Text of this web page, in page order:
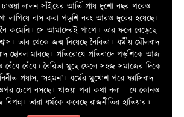
লালন সাঁইয়ের আর্তি প্রায় দুশো বছর পরেও
লাগিয়ে বাস করা পড়শি বরং আরও দুরের হয়েছে।
বৈ কমেনি। সে আমাদেরই পাপে। তার ফলে বেড়েছে
তার থেকে জন্ম নিয়েছে বৈরিতা। ধর্মীয় মৌলবাদ
ছোবল মারছে। প্রতিরোধে প্রতিবাদে পড়শিকে আজ
বেঁধে। বৈরিতা মুছে ফেলে সহজ সমাজের দিকে
প্রয়াস, ‘সহমন’। ধর্মের মুখোশ পরে ফ্যাসিবাদ
চেপে বসছে। খাওয়া পরা কথা বলা—­­ যে কোনও
তারা ধর্মকে করেছে রাজনীতির হাতিয়ার।